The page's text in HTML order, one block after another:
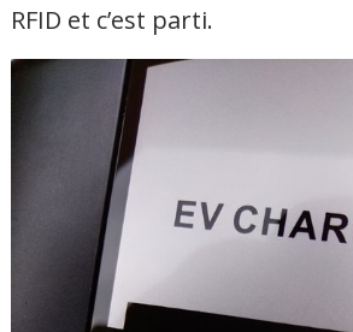
RFID et c’est parti.